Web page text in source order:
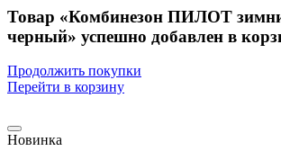
Товар «Комбинезон ПИЛОТ
черный» успешно добавлен в
Продолжить покупки
Перейти в корзину
Новинка